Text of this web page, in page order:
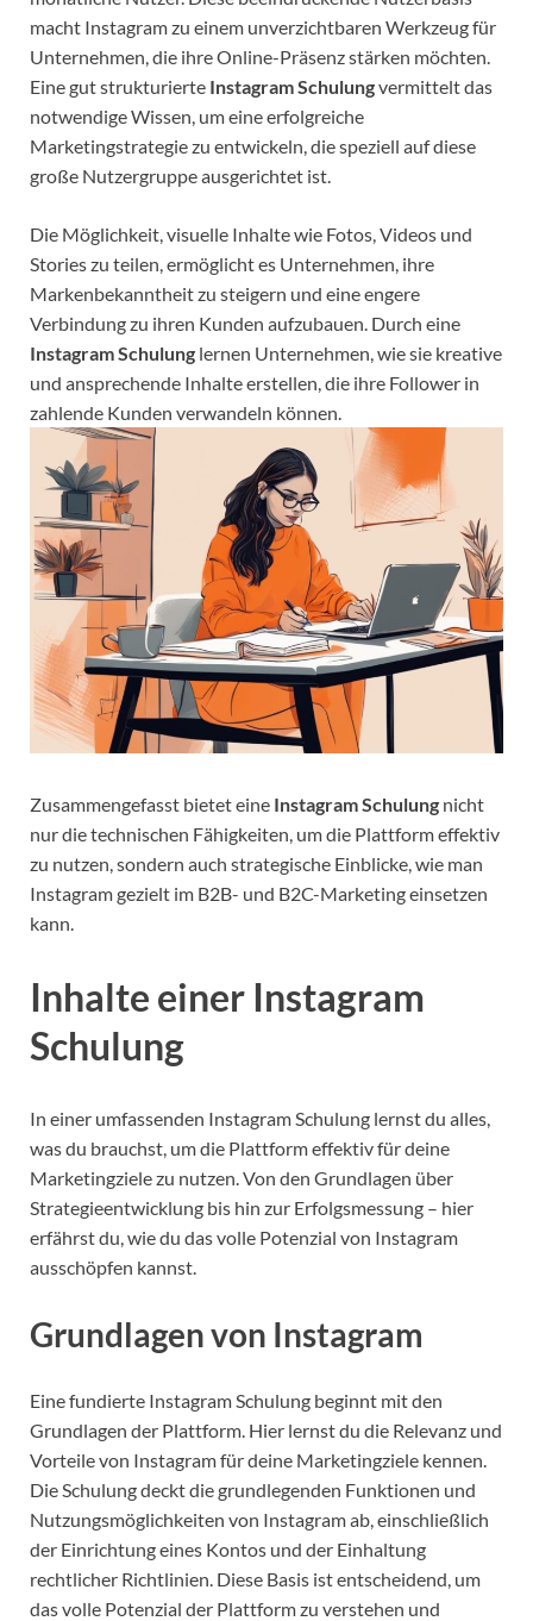
macht Instagram zu einem unverzichtbaren Werkzeug für
Unternehmen, die ihre Online-Präsenz stärken möchten.
Eine gut strukturierte Instagram Schulungvermittelt das
notwendige Wissen, um eine erfolgreiche
Marketingstrategie zu entwickeln, die speziell auf diese
große Nutzergruppe ausgerichtet ist.
Die Möglichkeit, visuelle Inhalte wie Fotos, Videos und
Stories zu teilen, ermöglicht es Unternehmen, ihre
Markenbekanntheit zu steigern und eine engere
Verbindung zu ihren Kunden aufzubauen. Durch eine
Instagram Schulung lernen Unternehmen, wie sie kreative
und ansprechende Inhalte erstellen, die ihre Follower in
zahlende Kunden verwandeln können.
Zusammengefasst bietet eine Instagram Schulung nicht
nur die technischen Fähigkeiten, um die Plattform effektiv
zu nutzen, sondern auch strategische Einblicke, wie man
Instagram gezielt im B2B- und B2C-Marketing einsetzen
kann.
Inhalte einer Instagram
Schulung
In einer umfassenden Instagram Schulung lernst du alles,
was du brauchst, um die Plattform effektiv für deine
Marketingziele zu nutzen. Von den Grundlagen über
Strategieentwicklung bis hin zur Erfolgsmessung – hier
erfährst du, wie du das volle Potenzial von Instagram
ausschöpfen kannst.
Grundlagen von Instagram
Eine fundierte Instagram Schulung beginnt mit den
Grundlagen der Plattform. Hier lernst du die Relevanz und
Vorteile von Instagram für deine Marketingziele kennen.
Die Schulung deckt die grundlegenden Funktionen und
Nutzungsmöglichkeiten von Instagram ab, einschließlich
der Einrichtung eines Kontos und der Einhaltung
rechtlicher Richtlinien. Diese Basis ist entscheidend, um
das volle Potenzial der Plattform zu verstehen und